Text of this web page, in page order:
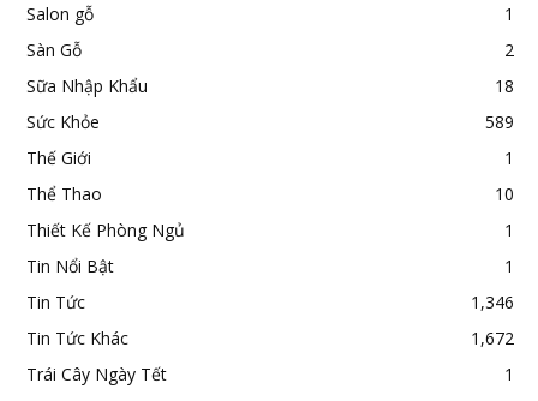
Salon gỗ
1
Sàn Gỗ
2
Sữa Nhập Khẩu
18
Sức Khỏe
589
Thế Giới
1
Thể Thao
10
Thiết Kế Phòng Ngủ
1
Tin Nổi Bật
1
Tin Tức
1,346
Tin Tức Khác
1,672
Trái Cây Ngày Tết
1